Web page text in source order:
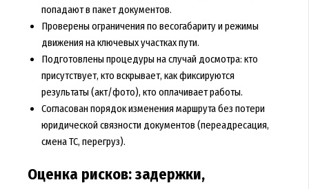
попадают в пакет документов.
Проверены ограничения по весогабариту и режимы
движения на ключевых участках пути.
Подготовлены процедуры на случай досмотра: кто
присутствует, кто вскрывает, как фиксируются
результаты (акт/фото), кто оплачивает работы.
Согласован порядок изменения маршрута без потери
юридической связности документов (переадресация,
смена ТС, перегруз).
Оценка рисков: задержки,